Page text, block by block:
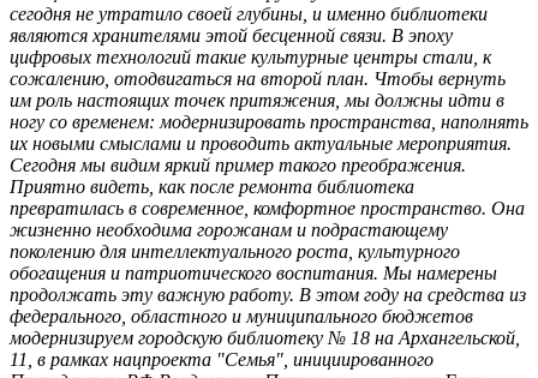
сегодня не утратило своей глубины, и именно библиотеки
являются хранителями этой бесценной связи. В эпоху
цифровых технологий такие культурные центры стали, к
сожалению, отодвигаться на второй план. Чтобы вернуть
им роль настоящих точек притяжения, мы должны идти в
ногу со временем: модернизировать пространства, наполнять
их новыми смыслами и проводить актуальные мероприятия.
Сегодня мы видим яркий пример такого преображения.
Приятно видеть, как после ремонта библиотека
превратилась в современное, комфортное пространство. Она
жизненно необходима горожанам и подрастающему
поколению для интеллектуального роста, культурного
обогащения и патриотического воспитания. Мы намерены
продолжать эту важную работу. В этом году на средства из
федерального, областного и муниципального бюджетов
модернизируем городскую библиотеку № 18 на Архангельской,
11, в рамках нацпроекта "Семья", инициированного